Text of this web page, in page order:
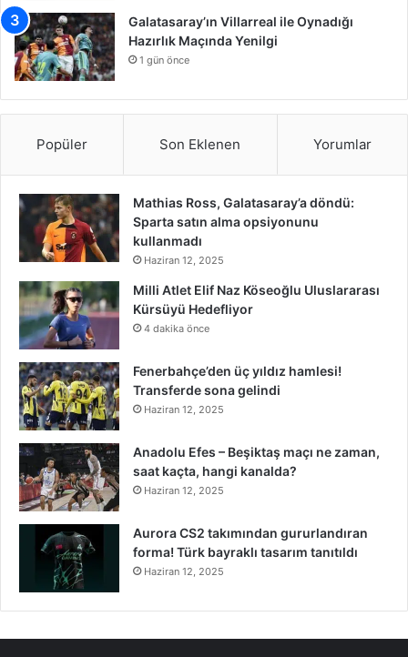
Galatasaray’ın Villarreal ile Oynadığı
Hazırlık Maçında Yenilgi
1 gün önce
Popüler Son Eklenen Yorumlar
Mathias Ross, Galatasaray’a döndü:
Sparta satın alma opsiyonunu
kullanmadı
Haziran 12, 2025
Milli Atlet Elif Naz Köseoğlu Uluslararası
Kürsüyü Hedefliyor
4 dakika önce
Fenerbahçe’den üç yıldız hamlesi!
Transferde sona gelindi
Haziran 12, 2025
Anadolu Efes – Beşiktaş maçı ne zaman,
saat kaçta, hangi kanalda?
Haziran 12, 2025
Aurora CS2 takımından gururlandıran
forma! Türk bayraklı tasarım tanıtıldı
Haziran 12, 2025